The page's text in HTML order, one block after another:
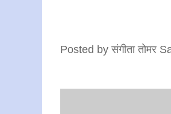
Posted byसंगीता तोमर